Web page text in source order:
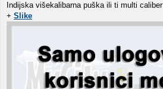
Indijska višekalibarna puška ili ti multi caliber
+ Slike